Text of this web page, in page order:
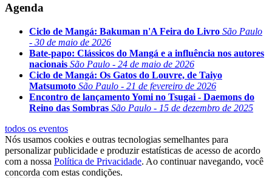
Agenda
Ciclo de Mangá: Bakuman n'A Feira do Livro São Paulo
- 30 de maio de 2026
Bate-papo: Clássicos do Mangá e a influência nos autores
nacionais São Paulo - 24 de maio de 2026
Ciclo de Mangá: Os Gatos do Louvre, de Taiyo
Matsumoto São Paulo - 21 de fevereiro de 2026
Encontro de lançamento Yomi no Tsugai - Daemons do
Reino das Sombras São Paulo - 15 de dezembro de 2025
todos os eventos
Nós usamos cookies e outras tecnologias semelhantes para
personalizar publicidade e produzir estatísticas de acesso de acordo
com a nossa Política de Privacidade. Ao continuar navegando, você
concorda com estas condições.